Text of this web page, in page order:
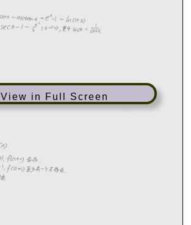
View in Full Screen